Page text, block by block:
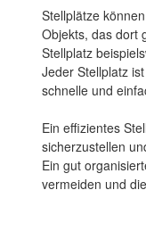
Stellplätze
Objekts, das dort
Stellplatz
Jeder Stellplatz
schnelle und
Ein effizientes
sicherzustellen
Ein gut
vermeiden und